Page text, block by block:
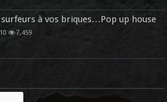
à vos briques…Pop up house
7,459